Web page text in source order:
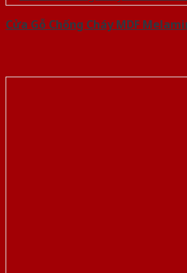
Cửa Gỗ Chống Cháy MDF